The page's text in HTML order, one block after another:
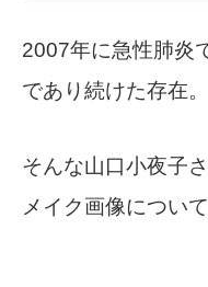
2007年に急性肺炎
であり続けた存在。
そんな山口小夜子
メイク画像について